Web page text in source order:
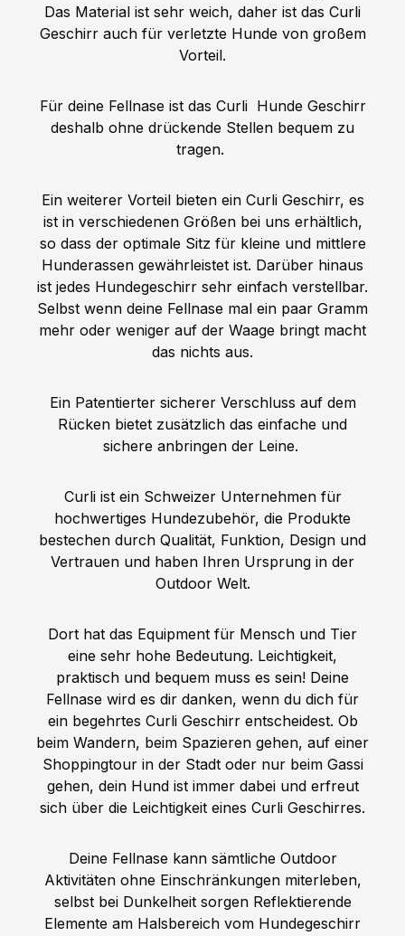
Das Material ist sehr weich, daher ist das Curli
Geschirr auch für verletzte Hunde von großem
Vorteil.
Für deine Fellnase ist das Curli Hunde Geschirr
deshalb ohne drückende Stellen bequem zu
tragen.
Ein weiterer Vorteil bieten ein Curli Geschirr, es
ist in verschiedenen Größen bei uns erhältlich,
so dass der optimale Sitz für kleine und mittlere
Hunderassen gewährleistet ist. Darüber hinaus
ist jedes Hundegeschirr sehr einfach verstellbar.
Selbst wenn deine Fellnase mal ein paar Gramm
mehr oder weniger auf der Waage bringt macht
das nichts aus.
Ein Patentierter sicherer Verschluss auf dem
Rücken bietet zusätzlich das einfache und
sichere anbringen der Leine.
Curli ist ein Schweizer Unternehmen für
hochwertiges Hundezubehör, die Produkte
bestechen durch Qualität, Funktion, Design und
Vertrauen und haben Ihren Ursprung in der
Outdoor Welt.
Dort hat das Equipment für Mensch und Tier
eine sehr hohe Bedeutung. Leichtigkeit,
praktisch und bequem muss es sein! Deine
Fellnase wird es dir danken, wenn du dich für
ein begehrtes Curli Geschirr entscheidest. Ob
beim Wandern, beim Spazieren gehen, auf einer
Shoppingtour in der Stadt oder nur beim Gassi
gehen, dein Hund ist immer dabei und erfreut
sich über die Leichtigkeit eines Curli Geschirres.
Deine Fellnase kann sämtliche Outdoor
Aktivitäten ohne Einschränkungen miterleben,
selbst bei Dunkelheit sorgen Reflektierende
Elemente am Halsbereich vom Hundegeschirr